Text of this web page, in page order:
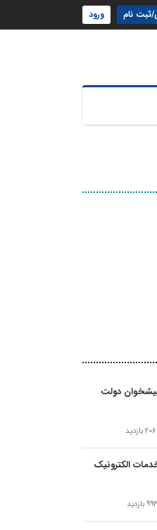
ثبت نام ورود
دولت
الکترونیک